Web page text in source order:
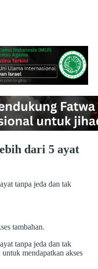
dari 5 ayat
tanpa jeda dan tak
tambahan.
tanpa jeda dan tak
mendapatkan akses